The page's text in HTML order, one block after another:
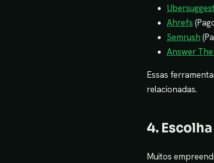
Ahrefs
Semrush
Answer
Essas
relacionadas.
4.
Muitos